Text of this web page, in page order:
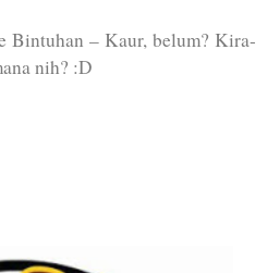
Bintuhan – Kaur, belum? Kira-
nih? :D